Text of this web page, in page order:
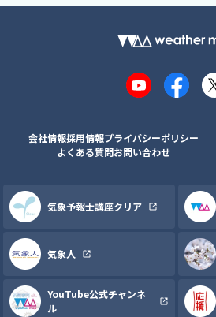
YouTube
会社情報採用情報プライバシーポリシー
よくある質問お問い合わせ
気象予報士講座クリア
気象人
YouTube公式チャンネ
ル